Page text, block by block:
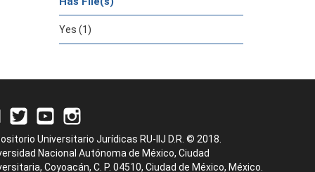
Yes (1)
Universitario Jurídicas RU-IIJ D.R. © 2018.
Nacional Autónoma de México, Ciudad
Coyoacán, C. P. 04510, Ciudad de México, México.